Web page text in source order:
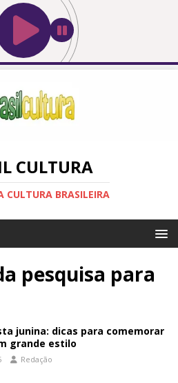
CULTURA
CULTURA BRASILEIRA
pesquisa para
junina: dicas para comemorar
grande estilo
Redação